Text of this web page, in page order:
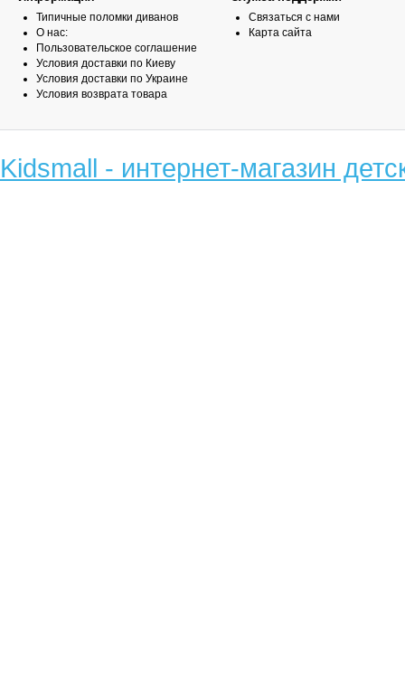
Типичные поломки диванов
О нас:
Пользовательское соглашение
Условия доставки по Киеву
Условия доставки по Украине
Условия возврата товара
Связаться с нами
Карта сайта
Kidsmall - интернет-магазин